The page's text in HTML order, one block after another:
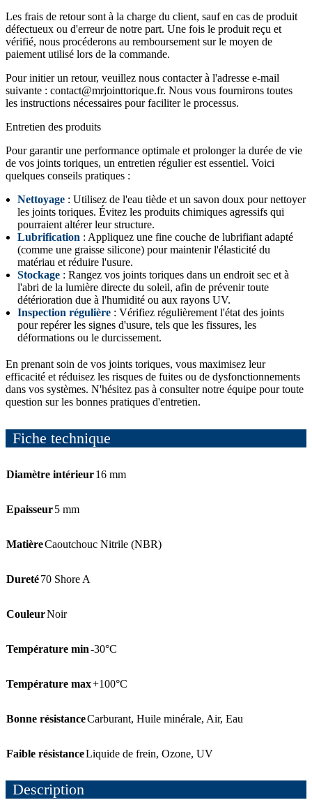
Les frais de retour sont à la charge du client, sauf en cas de produit
défectueux ou d'erreur de notre part. Une fois le produit reçu et
vérifié, nous procéderons au remboursement sur le moyen de
paiement utilisé lors de la commande.
Pour initier un retour, veuillez nous contacter à l'adresse e-mail
suivante : contact@mrjointtorique.fr. Nous vous fournirons toutes
les instructions nécessaires pour faciliter le processus.
Entretien des produits
Pour garantir une performance optimale et prolonger la durée de vie
de vos joints toriques, un entretien régulier est essentiel. Voici
quelques conseils pratiques :
Nettoyage : Utilisez de l'eau tiède et un savon doux pour nettoyer
les joints toriques. Évitez les produits chimiques agressifs qui
pourraient altérer leur structure.
Lubrification : Appliquez une fine couche de lubrifiant adapté
(comme une graisse silicone) pour maintenir l'élasticité du
matériau et réduire l'usure.
Stockage : Rangez vos joints toriques dans un endroit sec et à
l'abri de la lumière directe du soleil, afin de prévenir toute
détérioration due à l'humidité ou aux rayons UV.
Inspection régulière : Vérifiez régulièrement l'état des joints
pour repérer les signes d'usure, tels que les fissures, les
déformations ou le durcissement.
En prenant soin de vos joints toriques, vous maximisez leur
efficacité et réduisez les risques de fuites ou de dysfonctionnements
dans vos systèmes. N'hésitez pas à consulter notre équipe pour toute
question sur les bonnes pratiques d'entretien.
Fiche technique
Diamètre intérieur16 mm
Epaisseur5 mm
MatièreCaoutchouc Nitrile (NBR)
Dureté70 Shore A
CouleurNoir
Température min-30°C
Température max+100°C
Bonne résistanceCarburant, Huile minérale, Air, Eau
Faible résistanceLiquide de frein, Ozone, UV
Description